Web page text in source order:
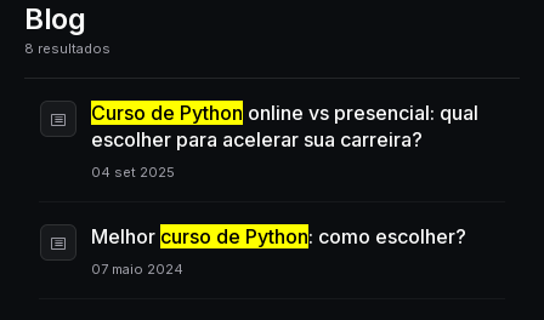
Blog
8 resultados
Curso de Python online vs presencial: qual
escolher para acelerar sua carreira?
04 set 2025
Melhor curso de Python: como escolher?
07 maio 2024